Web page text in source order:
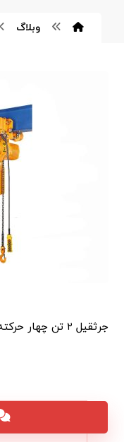
وبلاگ
جرثقیل ۲ تن چهار حرکته کیتو kito برقی زنجیری